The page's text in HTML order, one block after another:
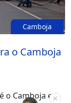
Camboja
o Camboja
o Camboja e